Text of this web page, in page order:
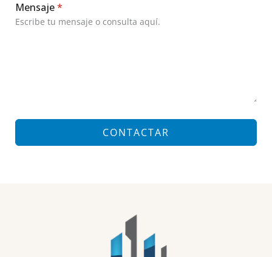
Mensaje*
Escribe tu mensaje o consulta aquí.
CONTACTAR